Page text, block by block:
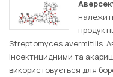
Streptomyces avermitilis.
інсектицидними та
використовується для